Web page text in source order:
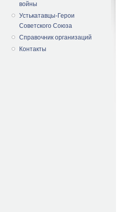
войны
Устькатавцы-Герои
Советского Союза
Справочник организаций
Контакты